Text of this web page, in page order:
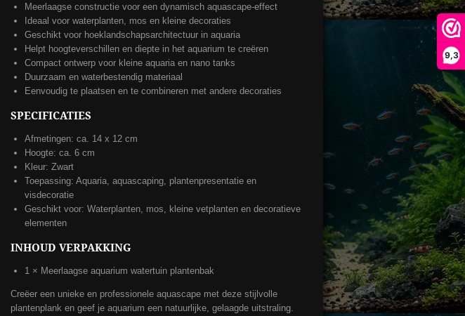
9,3
Meerlaagse constructie voor een dynamisch aquascape-effect
Ideaal voor waterplanten, mos en kleine decoraties
Geschikt voor hoeklandschapsarchitectuur in aquaria
Helpt hoogteverschillen en diepte in het aquarium te creëren
Compact ontwerp voor kleine aquaria en nano tanks
Duurzaam en waterbestendig materiaal
Eenvoudig te plaatsen en te combineren met andere decoraties
SPECIFICATIES
Afmetingen: ca. 14 x 12 cm
Hoogte: ca. 6 cm
Kleur: Zwart
Toepassing: Aquaria, aquascaping, plantenpresentatie en
visdecoratie
Geschikt voor: Waterplanten, mos, kleine vetplanten en decoratieve
elementen
INHOUD VERPAKKING
1 × Meerlaagse aquarium watertuin plantenbak
Creëer een unieke en professionele aquascape met deze stijlvolle
plantenplank en geef je aquarium een natuurlijke, gelaagde uitstraling.